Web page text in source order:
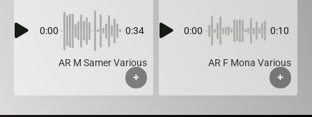
0:00 0:34
AR M Samer Various
+
0:00 0:10
AR F Mona Various
+